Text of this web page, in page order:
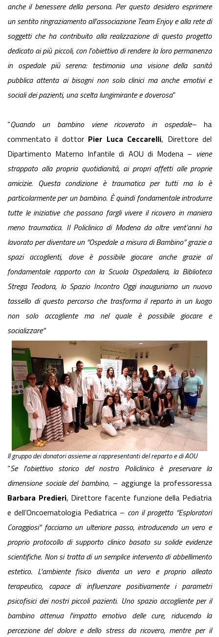
anche il benessere della persona. Per questo desidero esprimere
un sentito ringraziamento all’associazione Team Enjoy e alla rete di
soggetti che ha contribuito alla realizzazione di questo progetto
dedicato ai più piccoli, con l’obiettivo di rendere la loro permanenza
in ospedale più serena: testimonia una visione della sanità
pubblica attenta ai bisogni non solo clinici ma anche emotivi e
sociali dei pazienti, una scelta lungimirante e doverosa”
“Quando un bambino viene ricoverato in ospedale– ha
commentato il dottor Pier Luca Ceccarelli, Direttore del
Dipartimento Materno Infantile di AOU di Modena – viene
strappato alla propria quotidianità, ai propri affetti alle proprie
amicizie. Questa condizione è traumatica per tutti ma lo è
particolarmente per un bambino. È quindi fondamentale introdurre
tutte le iniziative che possano fargli vivere il ricovero in maniera
meno traumatica. Il Policlinico di Modena da oltre vent’anni ha
lavorato per diventare un “Ospedale a misura di Bambino” grazie a
spazi accoglienti, dove è possibile giocare anche grazie al
fondamentale rapporto con la Scuola Ospedaliera, la Biblioteca
Strega Teodora, lo Spazio Incontro Oggi inauguriamo un nuovo
tassello di questo percorso che trasforma il reparto in un luogo
non solo accogliente ma nel quale è possibile giocare e
socializzare”
Il gruppo dei donatori assieme ai rappresentanti del reparto e di AOU
“Se l'obiettivo storico del nostro Policlinico è preservare la
dimensione sociale del bambino, – aggiunge la professoressa
Barbara Predieri, Direttore facente funzione della Pediatria
e dell’Oncoematologia Pediatrica – con il progetto “Esploratori
Coraggiosi” facciamo un ulteriore passo, introducendo un vero e
proprio protocollo di supporto clinico basato su solide evidenze
scientifiche. Non si tratta di un semplice intervento di abbellimento
estetico. L'ambiente fisico diventa un vero e proprio alleato
terapeutico, capace di influenzare positivamente i parametri
psicofisici dei nostri piccoli pazienti. Uno spazio accogliente per il
bambino attenua l'impatto emotivo delle cure, riducendo la
percezione del dolore e dello stress da ricovero, mentre per il